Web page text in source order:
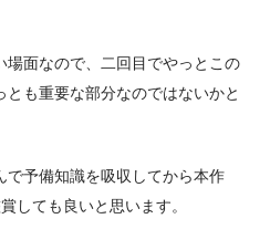
面なので、二回目でやっとこの
も重要な部分なのではないかと
で予備知識を吸収してから本作
しても良いと思います。